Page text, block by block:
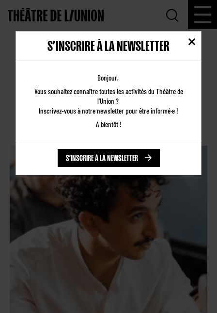
✨ AMINE ADJINA AU CINÉMA ! 🎬
Rencontre
JEU 06 NOV 2025
CINÉMA LE LIDO / 20H30
S’INSCRIRE À LA NEWSLETTER
Bonjour,
Vous souhaitez connaître toutes les activités du Théâtre de
l'Union ?
Inscrivez-vous à notre newsletter pour être informé·e !
A bientôt !
S’INSCRIRE À LA NEWSLETTER